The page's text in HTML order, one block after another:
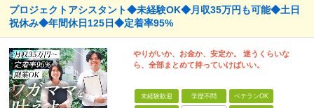
プロジェクトアシスタント◆未経験OK◆月収35万円も可能◆土日
祝休み◆年間休日125日◆定着率95%
やりがいか、お金か、安定か。 迷うくらいな
ら、全部まとめて持っていけばいい。
未経験歓迎 学歴不問 ベテランOK